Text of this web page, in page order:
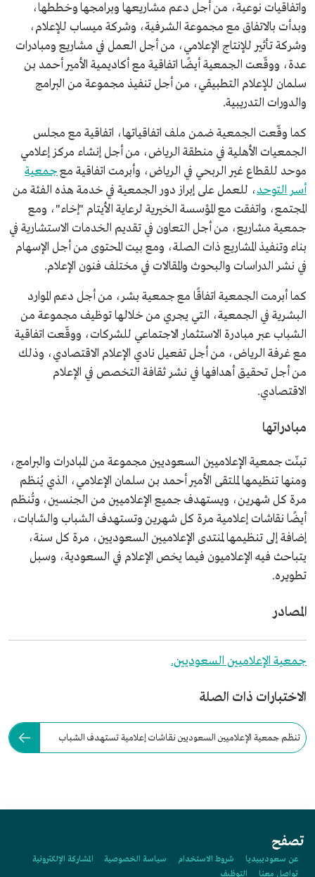
واتفاقيات نوعية، من أجل دعم مشاريعها وبرامجها وخططها،
وبدأت بالاتفاق مع مجموعة الشرفية، وشركة ميساب للإعلام،
وشركة تأثير للإنتاج الإعلامي، من أجل العمل في مشاريع ومبادرات
عدة، ووقّعت الجمعية أيضًا اتفاقية مع أكاديمية الأمير أحمد بن
سلمان للإعلام التطبيقي، من أجل تنفيذ مجموعة من البرامج
والدورات التدريبية.
كما وقّعت الجمعية ضمن ملف اتفاقياتها، اتفاقية مع مجلس
الجمعيات الأهلية في منطقة الرياض، من أجل إنشاء مركز إعلامي
موحد للقطاع غير الربحي في الرياض، وأبرمت اتفاقية معجمعية
أسر التوحد، للعمل على إبراز دور الجمعية في خدمة هذه الفئة من
المجتمع، واتفقت مع المؤسسة الخيرية لرعاية الأيتام "إخاء"، ومع
جمعية مشاريع، من أجل التعاون في تقديم الخدمات الاستشارية في
بناء وتنفيذ المشاريع ذات الصلة، ومع بيت المحتوى من أجل الإسهام
في نشر الدراسات والبحوث والمقالات في مختلف فنون الإعلام.
كما أبرمت الجمعية اتفاقًا مع جمعية بشر، من أجل دعم الموارد
البشرية في الجمعية، التي يجري من خلالها توظيف مجموعة من
الشباب عبر مبادرة الاستثمار الاجتماعي للشركات، ووقّعت اتفاقية
مع غرفة الرياض، من أجل تفعيل نادي الإعلام الاقتصادي، وذلك
من أجل تحقيق أهدافها في نشر ثقافة التخصص في الإعلام
الاقتصادي.
مبادراتها
تبنّت جمعية الإعلاميين السعوديين مجموعة من المبادرات والبرامج،
ومنها تنظيمها لملتقى الأمير أحمد بن سلمان الإعلامي، الذي يُنظم
مرة كل شهرين، ويستهدف جميع الإعلاميين من الجنسين، وتُنظم
أيضًا نقاشات إعلامية مرة كل شهرين وتستهدف الشباب والشابات،
إضافة إلى تنظيمها لمنتدى الإعلاميين السعوديين، مرة كل سنة،
يتباحث فيه الإعلاميون فيما يخص الإعلام في السعودية، وسبل
تطويره.
المصادر
جمعية الإعلاميين السعوديين.
الاختبارات ذات الصلة
تنظم جمعية الإعلاميين السعوديين نقاشات إعلامية تستهدف الشباب
تصفح
عن سعوديبيديا شروط الاستخدام سياسة الخصوصية
المشاركة الإلكترونية
تواصل معنا
التوظيف